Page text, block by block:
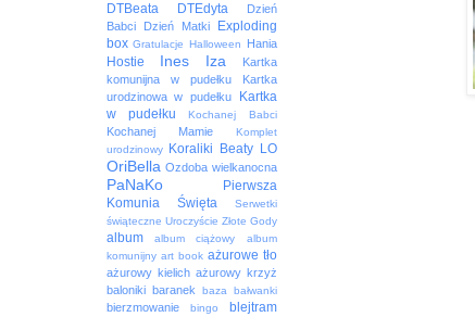
DTBeata DTEdyta
Dzień
Babci
Dzień Matki
Exploding
box Gratulacje Halloween Hania
Hostie Ines Iza
Kartka
komunijna w pudełku
Kartka
urodzinowa w pudełku
Kartka
w pudełku
Kochanej Babci
Kochanej Mamie
Komplet
urodzinowy
Koraliki Beaty LO
OriBella Ozdoba wielkanocna
PaNaKo
Pierwsza
Komunia Święta
Serwetki
świąteczne Uroczyście Złote Gody
album album ciążowy
album
komunijny art book ażurowe tło
ażurowy kielich ażurowy krzyż
baloniki
baranek baza bałwanki
bierzmowanie bingo blejtram